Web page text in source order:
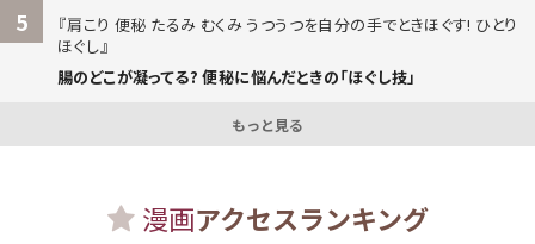
5
肩こり 便秘 たるみ むくみ うつうつを自分の手でときほぐす! ひとり
ほぐし
腸のどこが凝ってる? 便秘に悩んだときの「ほぐし技」
もっと見る
漫画アクセスランキング